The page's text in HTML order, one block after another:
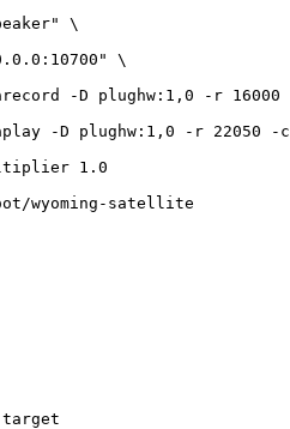
\
\
-D plughw:1,0 -r
-D plughw:1,0 -r 22050
1.0
wyoming-satellite